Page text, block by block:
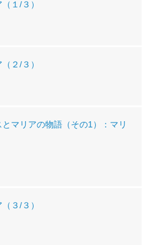
１/３）
２/３）
マリアの物語（その1）：マリ
３/３）